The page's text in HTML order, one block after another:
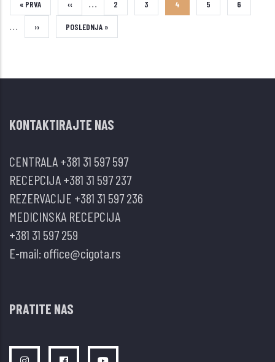
FIRST
PAGE
« PRVA PREVIOUS
PAGE
‹‹ STRANA
2 STRANA
3 CURRENT
4 STRANA
5 STRANA
6
NEXT
›› LAST
POSLEDNJA »
KONTAKTIRAJTE NAS
CENTRALA+381 31 597 597
RECEPCIJA+381 31 597 237
REZERVACIJE +381 31 597 236
MEDICINSKA RECEPCIJA
+381 31 597 259
E-mail: office@cigota.rs
PRATITE NAS